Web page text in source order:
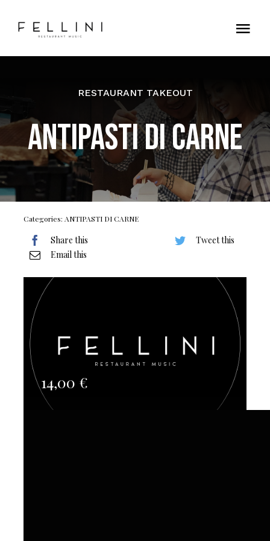
RESTAURANT TAKEOUT
ANTIPASTI DI CARNE
Categories: ANTIPASTI DI CARNE
Share this
Tweet this
Email this
14,00 €